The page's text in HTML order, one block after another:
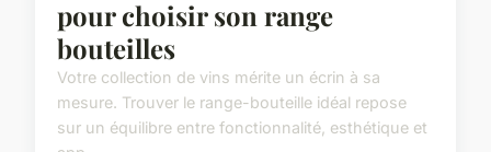
pour choisir son range
bouteilles
Votre collection de vins mérite un écrin à sa
mesure. Trouver le range-bouteille idéal repose
sur un équilibre entre fonctionnalité, esthétique et